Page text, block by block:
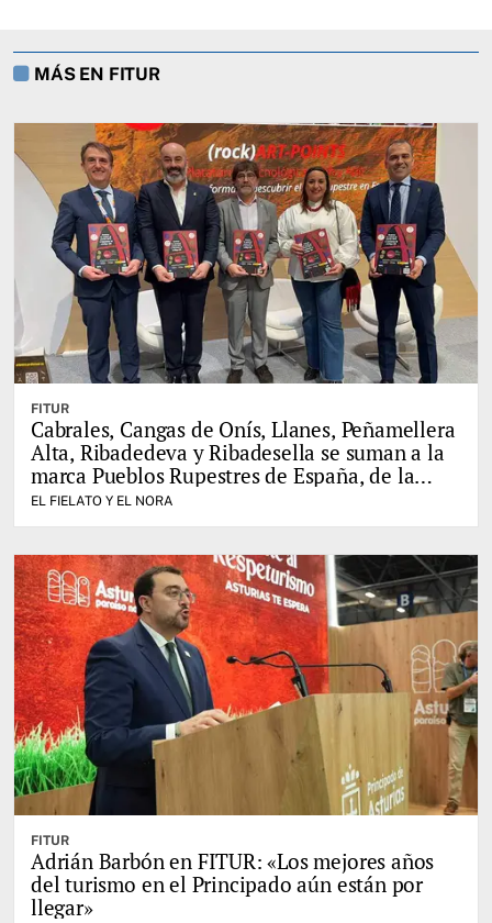
MÁS EN FITUR
FITUR
Cabrales, Cangas de Onís, Llanes, Peñamellera
Alta, Ribadedeva y Ribadesella se suman a la
marca Pueblos Rupestres de España, de la
mano del Leader del Oriente de Asturias
EL FIELATO Y EL NORA
FITUR
Adrián Barbón en FITUR: «Los mejores años
del turismo en el Principado aún están por
llegar»